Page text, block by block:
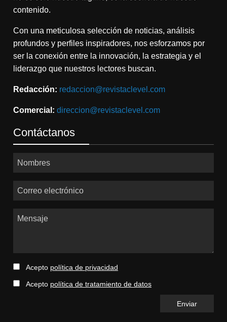
contenido.
Con una meticulosa selección de noticias, análisis
profundos y perfiles inspiradores, nos esforzamos por
ser la conexión entre la innovación, la estrategia y el
liderazgo que nuestros lectores buscan.
Redacción: redaccion@revistaclevel.com
Comercial: direccion@revistaclevel.com
Contáctanos
Nombres
Correo electrónico
Mensaje
Acepto política de privacidad
Acepto política de tratamiento de datos